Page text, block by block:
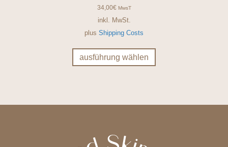
34,00€ MwsT
inkl. MwSt.
plus Shipping Costs
ausführung wählen
weist
Die